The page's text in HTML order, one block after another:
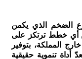
الضخم الذي يكمن
عن أي خطط ترتكز على
المملكة، بتوفير
أداة تنموية حقيقية